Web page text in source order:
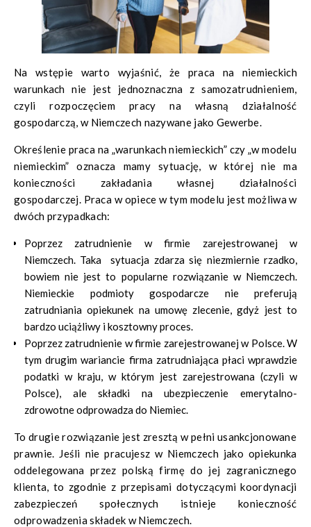
Na wstępie warto wyjaśnić, że praca na niemieckich
warunkach nie jest jednoznaczna z samozatrudnieniem,
czyli rozpoczęciem pracy na własną działalność
gospodarczą, w Niemczech nazywane jako Gewerbe.
Określenie praca na „warunkach niemieckich” czy „w modelu
niemieckim” oznacza mamy sytuację, w której nie ma
konieczności zakładania własnej działalności
gospodarczej. Praca w opiece w tym modelu jest możliwa w
dwóch przypadkach:
Poprzez zatrudnienie w firmie zarejestrowanej w
Niemczech. Taka sytuacja zdarza się niezmiernie rzadko,
bowiem nie jest to popularne rozwiązanie w Niemczech.
Niemieckie podmioty gospodarcze nie preferują
zatrudniania opiekunek na umowę zlecenie, gdyż jest to
bardzo uciążliwy i kosztowny proces.
Poprzez zatrudnienie w firmie zarejestrowanej w Polsce. W
tym drugim wariancie firma zatrudniająca płaci wprawdzie
podatki w kraju, w którym jest zarejestrowana (czyli w
Polsce), ale składki na ubezpieczenie emerytalno-
zdrowotne odprowadza do Niemiec.
To drugie rozwiązanie jest zresztą w pełni usankcjonowane
prawnie. Jeśli nie pracujesz w Niemczech jako opiekunka
oddelegowana przez polską firmę do jej zagranicznego
klienta, to zgodnie z przepisami dotyczącymi koordynacji
zabezpieczeń społecznych istnieje konieczność
odprowadzenia składek w Niemczech.